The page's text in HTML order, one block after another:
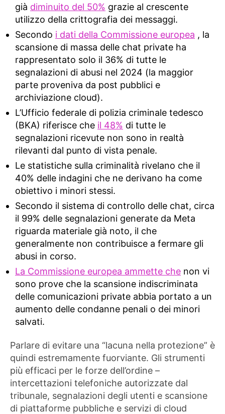
già diminuito del 50% grazie al crescente
utilizzo della crittografia dei messaggi.
Secondo i dati della Commissione europea , la
scansione di massa delle chat private ha
rappresentato solo il 36% di tutte le
segnalazioni di abusi nel 2024 (la maggior
parte proveniva da post pubblici e
archiviazione cloud).
L’Ufficio federale di polizia criminale tedesco
(BKA) riferisce che il 48% di tutte le
segnalazioni ricevute non sono in realtà
rilevanti dal punto di vista penale.
Le statistiche sulla criminalità rivelano che il
40% delle indagini che ne derivano ha come
obiettivo i minori stessi.
Secondo il sistema di controllo delle chat, circa
il 99% delle segnalazioni generate da Meta
riguarda materiale già noto, il che
generalmente non contribuisce a fermare gli
abusi in corso.
La Commissione europea ammette che non vi
sono prove che la scansione indiscriminata
delle comunicazioni private abbia portato a un
aumento delle condanne penali o dei minori
salvati.
Parlare di evitare una “lacuna nella protezione” è
quindi estremamente fuorviante. Gli strumenti
più efficaci per le forze dell’ordine –
intercettazioni telefoniche autorizzate dal
tribunale, segnalazioni degli utenti e scansione
di piattaforme pubbliche e servizi di cloud